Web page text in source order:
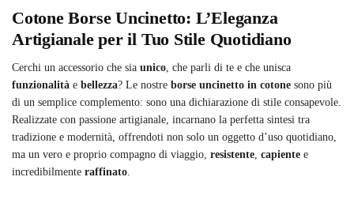
Cotone Borse Uncinetto: L’Eleganza
Artigianale per il Tuo Stile Quotidiano
Cerchi un accessorio che sia unico , che parli di te e che unisca
funzionalità e bellezza? Le nostre borse uncinetto in cotone sono più
di un semplice complemento: sono una dichiarazione di stile consapevole.
Realizzate con passione artigianale, incarnano la perfetta sintesi tra
tradizione e modernità, offrendoti non solo un oggetto d’uso quotidiano,
ma un vero e proprio compagno di viaggio, resistente capiente e
incredibilmente raffinato